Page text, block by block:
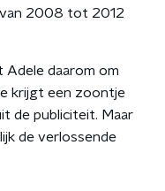
van 2008 tot 2012
Adele daarom om
krijgt een zoontje
de publiciteit. Maar
de verlossende